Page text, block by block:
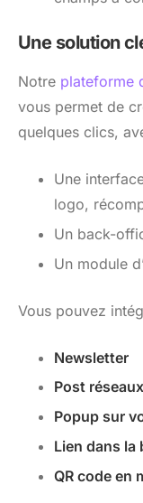
Une solution
Notre plateforme
vous permet de
quelques clics,
Une
logo,
Un back-
Un module
Vous pouvez
Newsletter
Post
Popup sur
Lien dans la
QR code en